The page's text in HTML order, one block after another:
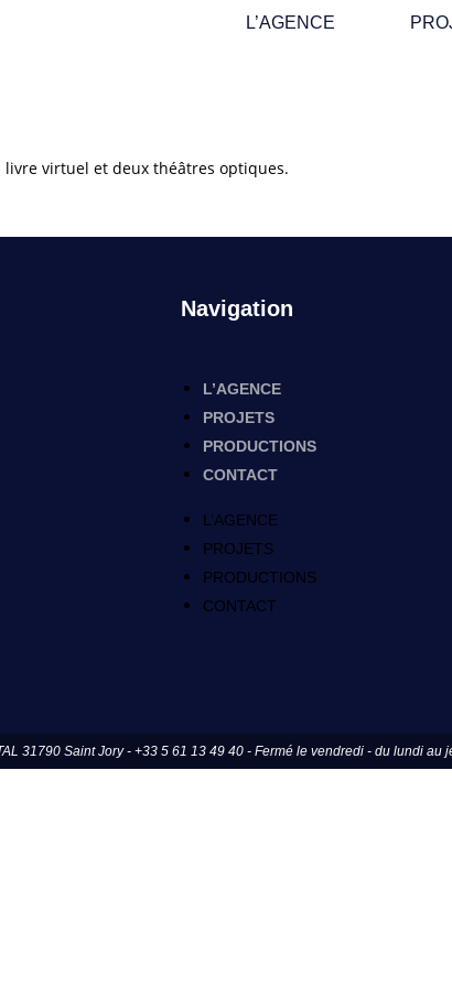
L’AGENCE
virtuel et deux théâtres optiques.
Navigation
L’AGENCE
PROJETS
PRODUCTIONS
CONTACT
L’AGENCE
PROJETS
PRODUCTIONS
CONTACT
31790 Saint Jory - +33 5 61 13 49 40 - Fermé le vendredi - du lundi